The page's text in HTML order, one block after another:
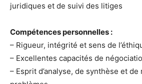
juridiques et de suivi des litiges
Compétences personnelles :
– Rigueur, intégrité et sens de
– Excellentes capacités de
– Esprit d’analyse, de synthèse et